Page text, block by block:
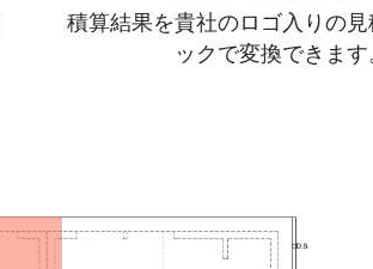
積算結果を貴社のロゴ入りの見
ックで変換できます